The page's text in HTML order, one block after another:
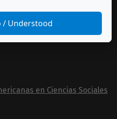
en Ciencias Sociales
/ Understood